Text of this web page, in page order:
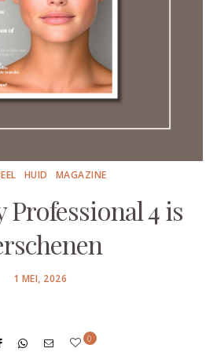
HUID MAGAZINE
Professional 4 is
POSTED
1 MEI, 2026
0